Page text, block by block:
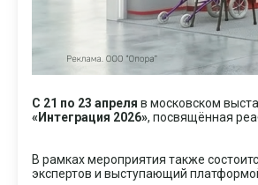
С 21 по 23 апреля в московском
«Интеграция 2026», посвящённая
В рамках мероприятия также
экспертов и выступающий